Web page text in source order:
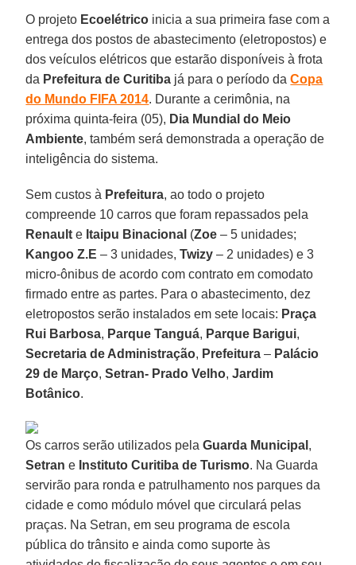
O projeto Ecoelétrico inicia a sua primeira fase com a
entrega dos postos de abastecimento (eletropostos) e
dos veículos elétricos que estarão disponíveis à frota
da Prefeitura de Curitiba já para o período daCopa
do Mundo FIFA 2014. Durante a cerimônia, na
próxima quinta-feira (05), Dia Mundial do Meio
Ambiente, também será demonstrada a operação de
inteligência do sistema.
Sem custos à Prefeitura, ao todo o projeto
compreende 10 carros que foram repassados pela
Renault e Itaipu Binacional (Zoe – 5 unidades;
Kangoo Z.E – 3 unidades,Twizy – 2 unidades) e 3
micro-ônibus de acordo com contrato em comodato
firmado entre as partes. Para o abastecimento, dez
eletropostos serão instalados em sete locais: Praça
Rui Barbosa, Parque Tanguá, Parque Barigui,
Secretaria de Administração, Prefeitura – Palácio
29 de Março, Setran- Prado Velho,Jardim
Botânico.
Os carros serão utilizados pelaGuarda Municipal ,
Setran e Instituto Curitiba de Turismo. Na Guarda
servirão para ronda e patrulhamento nos parques da
cidade e como módulo móvel que circulará pelas
praças. Na Setran, em seu programa de escola
pública do trânsito e ainda como suporte às